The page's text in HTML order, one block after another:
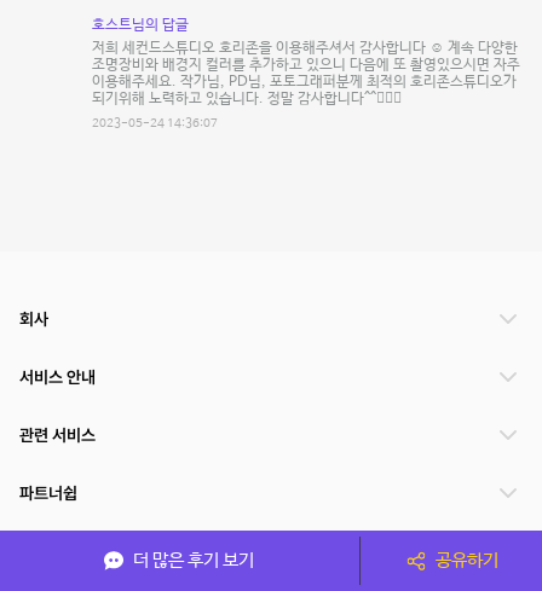
호스트님의 답글
저희 세컨드스튜디오 호리존을 이용해주셔서 감사합니다 ☺️ 계속 다양한
조명장비와 배경지 컬러를 추가하고 있으니 다음에 또 촬영있으시면 자주
이용해주세요. 작가님, PD님, 포토그래퍼분께 최적의 호리존스튜디오가
되기위해 노력하고 있습니다. 정말 감사합니다^^🙇🏻‍♂️
2023-05-24 14:36:07
더 많은 후기 보기 공유하기
회사
서비스 안내
관련 서비스
파트너쉽
서비스 제공 국가